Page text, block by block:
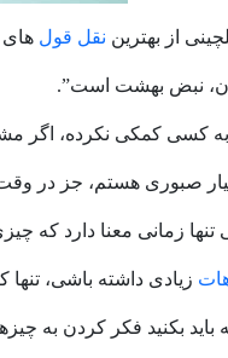
از بهترین نقل قول های
نبض بهشت است”.
کسی کمکی نکرده، اگر
صبوری هستم، جز در
زمانی معنا دارد که
زیادی داشته باشی،
باید بکنید فکر کردن به